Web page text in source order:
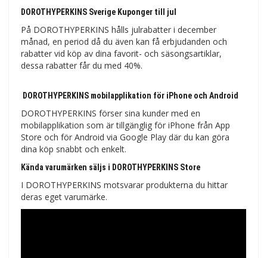
DOROTHYPERKINS Sverige Kuponger till jul
På DOROTHYPERKINS hålls julrabatter i december
månad, en period då du även kan få erbjudanden och
rabatter vid köp av dina favorit- och säsongsartiklar,
dessa rabatter får du med 40%.
DOROTHYPERKINS mobilapplikation för iPhone och Android
DOROTHYPERKINS förser sina kunder med en
mobilapplikation som är tillgänglig för iPhone från App
Store och för Android via Google Play där du kan göra
dina köp snabbt och enkelt.
Kända varumärken säljs i DOROTHYPERKINS Store
I DOROTHYPERKINS motsvarar produkterna du hittar
deras eget varumärke.